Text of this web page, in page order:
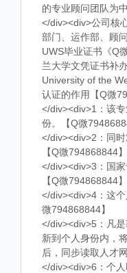
的专业顾问团队为
</div><div>公司核
部门、运作部、顾
UWS毕业证书《Q
兰大学文凭证书补
University of the
认证的作用【Q微
</div><div>1：该
份。【Q微
</div><div>2：同
【Q微794868844】
</div><div>3：国
【Q微794868844】
</div><div>4：这
微794868844】
</div><div>5：凡
新到个人身份内，
后，同步读取人才
</div><div>6：个